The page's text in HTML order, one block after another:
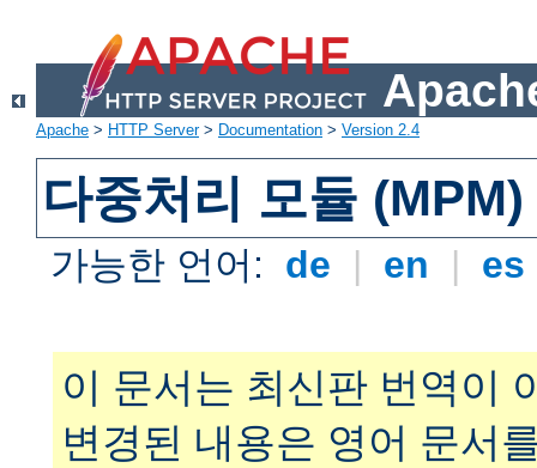
Apache > HTTP Server> Documentation > Version 2.4
다중처리 모듈 (MPM)
가능한 언어: de | en | es
이 문서는 최신판 번역이
변경된 내용은 영어 문서